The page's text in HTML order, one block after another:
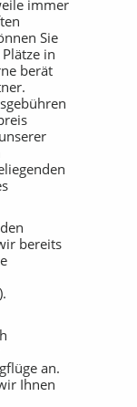
immer
Sie
in
berät
bereits
an.
Ihnen